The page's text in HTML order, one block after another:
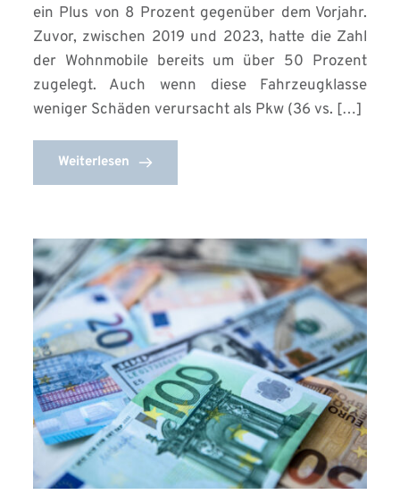
ein Plus von 8 Prozent gegenüber dem Vorjahr.
Zuvor, zwischen 2019 und 2023, hatte die Zahl
der Wohnmobile bereits um über 50 Prozent
zugelegt. Auch wenn diese Fahrzeugklasse
weniger Schäden verursacht als Pkw (36 vs. […]
Weiterlesen